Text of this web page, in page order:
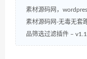
素材源码网，
素材源码网-无毒无套
品筛选过滤插件 –